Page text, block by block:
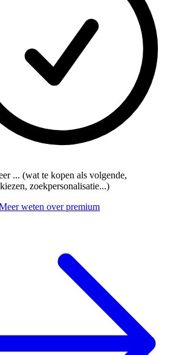
... (wat te kopen als volgende,
zoekpersonalisatie...)
weten over premium